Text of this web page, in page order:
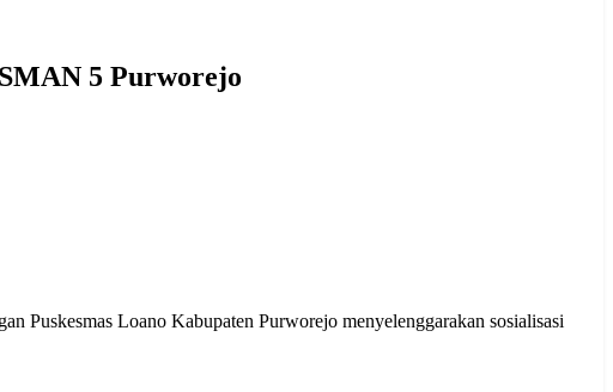
5 Purworejo
Puskesmas Loano Kabupaten Purworejo menyelenggarakan sosialisasi